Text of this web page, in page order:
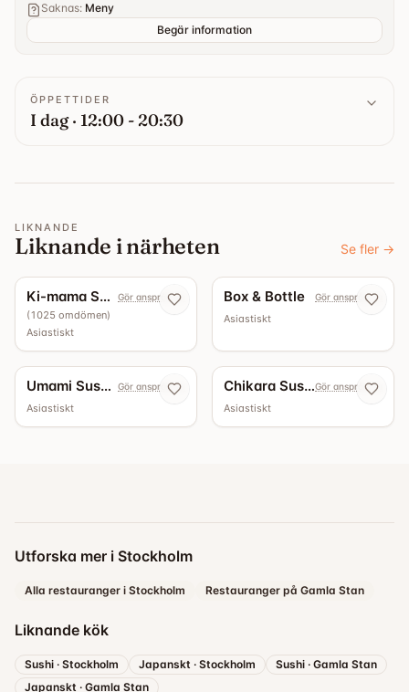
Saknas: Meny
Begär information
ÖPPETTIDER
I dag · 12:00 - 20:30
LIKNANDE
Liknande i närheten Se fler →
Ki-mama Sushi Gör anspråk nu
(1025 omdömen)
Asiastiskt
Box & Bottle Gör anspråk nu
Asiastiskt
Umami Sushi & Wok Årsta Gör anspråk nu
Asiastiskt
Chikara Sushi SollentunaGör anspråk nu
Asiastiskt
Utforska mer i Stockholm
Alla restauranger i Stockholm Restauranger på Gamla Stan
Liknande kök
Sushi · Stockholm Japanskt · Stockholm Sushi · Gamla Stan
Japanskt · Gamla Stan